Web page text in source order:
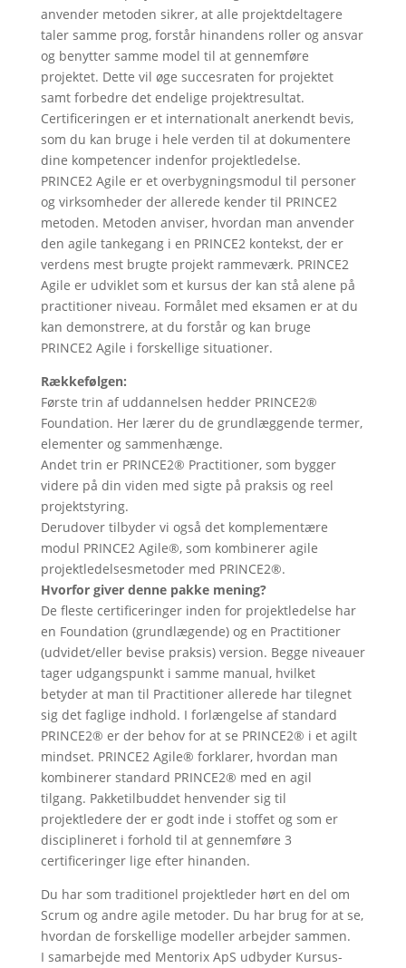
anvender metoden sikrer, at alle projektdeltagere
taler samme prog, forstår hinandens roller og ansvar
og benytter samme model til at gennemføre
projektet. Dette vil øge succesraten for projektet
samt forbedre det endelige projektresultat.
Certificeringen er et internationalt anerkendt bevis,
som du kan bruge i hele verden til at dokumentere
dine kompetencer indenfor projektledelse.
PRINCE2 Agile er et overbygningsmodul til personer
og virksomheder der allerede kender til PRINCE2
metoden. Metoden anviser, hvordan man anvender
den agile tankegang i en PRINCE2 kontekst, der er
verdens mest brugte projekt rammeværk. PRINCE2
Agile er udviklet som et kursus der kan stå alene på
practitioner niveau. Formålet med eksamen er at du
kan demonstrere, at du forstår og kan bruge
PRINCE2 Agile i forskellige situationer.
Rækkefølgen:
Første trin af uddannelsen hedder PRINCE2®
Foundation. Her lærer du de grundlæggende termer,
elementer og sammenhænge.
Andet trin er PRINCE2® Practitioner, som bygger
videre på din viden med sigte på praksis og reel
projektstyring.
Derudover tilbyder vi også det komplementære
modul PRINCE2 Agile®, som kombinerer agile
projektledelsesmetoder med PRINCE2®.
Hvorfor giver denne pakke mening?
De fleste certificeringer inden for projektledelse har
en Foundation (grundlægende) og en Practitioner
(udvidet/eller bevise praksis) version. Begge niveauer
tager udgangspunkt i samme manual, hvilket
betyder at man til Practitioner allerede har tilegnet
sig det faglige indhold. I forlængelse af standard
PRINCE2® er der behov for at se PRINCE2® i et agilt
mindset. PRINCE2 Agile® forklarer, hvordan man
kombinerer standard PRINCE2® med en agil
tilgang. Pakketilbuddet henvender sig til
projektledere der er godt inde i stoffet og som er
disciplineret i forhold til at gennemføre 3
certificeringer lige efter hinanden.
Du har som traditionel projektleder hørt en del om
Scrum og andre agile metoder. Du har brug for at se,
hvordan de forskellige modeller arbejder sammen.
I samarbejde med Mentorix ApS udbyder Kursus-